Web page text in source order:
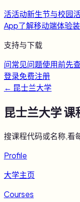
活活动新生节与校园
App了解移动端体验装
支持与下载
问常见问题使用前先
登录免费注册
← 昆士兰大学
昆士兰大学课
搜课程代码或名称,看
Profile
大学主页
Courses